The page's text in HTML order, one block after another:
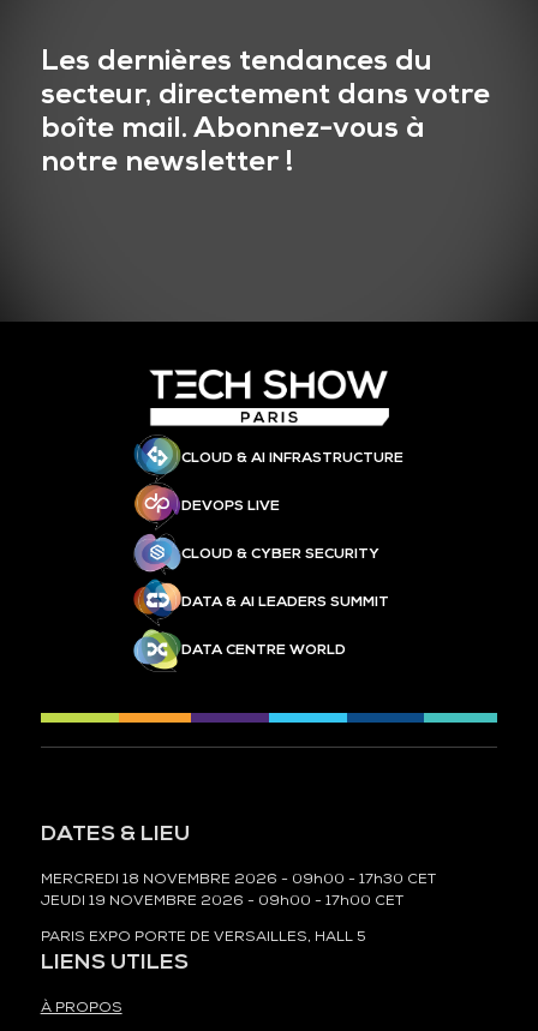
Les dernières tendances du
secteur, directement dans votre
boîte mail. Abonnez-vous à
notre newsletter !
CLOUD & AI INFRASTRUCTURE
DEVOPS LIVE
CLOUD & CYBER SECURITY
DATA & AI LEADERS SUMMIT
DATA CENTRE WORLD
DATES & LIEU
MERCREDI 18 NOVEMBRE 2026 - 09h00 - 17h30 CET
JEUDI 19 NOVEMBRE 2026 - 09h00 - 17h00 CET
PARIS EXPO PORTE DE VERSAILLES, HALL 5
LIENS UTILES
À PROPOS